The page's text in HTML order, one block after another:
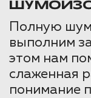
Полную
выполним
этом нам
слаженная
понимание